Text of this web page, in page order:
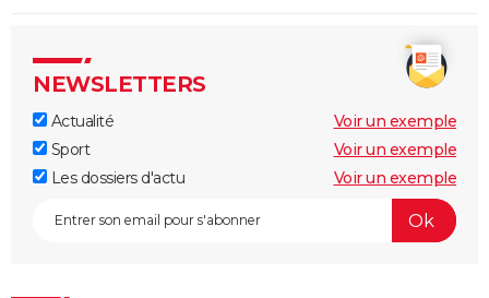
NEWSLETTERS
Actualité
Voir un exemple
Sport
Voir un exemple
Les dossiers d'actu
Voir un exemple